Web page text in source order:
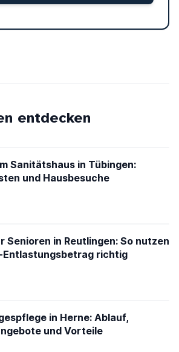
entdecken
Sanitätshaus in Tübingen:
und Hausbesuche
Senioren in Reutlingen: So nutzen
Entlastungsbetrag richtig
in Herne: Ablauf,
und Vorteile